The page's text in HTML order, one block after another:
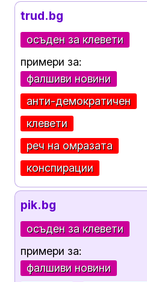
trud.bg
осъден за клевети
примери за:
фалшиви новини
анти-демократичен
клевети
реч на омразата
конспирации
pik.bg
осъден за клевети
примери за:
фалшиви новини